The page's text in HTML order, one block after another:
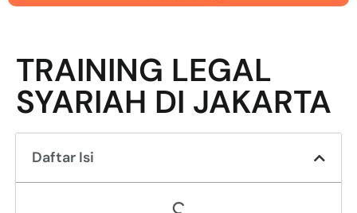
TRAINING LEGAL
SYARIAH DI JAKARTA
Daftar Isi